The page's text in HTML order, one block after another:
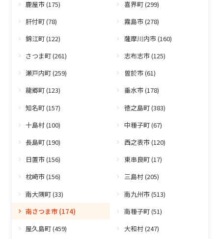
鹿屋市 (175)
喜界町 (299)
肝付町 (78)
霧島市 (278)
錦江町 (122)
薩摩川内市 (160)
さつま町 (261)
志布志市 (125)
瀬戸内町 (259)
曽於市 (61)
龍郷町 (123)
垂水市 (178)
知名町 (157)
徳之島町 (383)
十島村 (100)
中種子町 (67)
長島町 (190)
西之表市 (120)
日置市 (156)
東串良町 (17)
枕崎市 (156)
三島村 (205)
南大隅町 (33)
南九州市 (513)
南さつま市 (174)
南種子町 (51)
屋久島町 (459)
大和村 (247)